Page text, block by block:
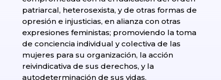
patriarcal, heterosexista, y de otras formas de
opresión e injusticias, en alianza con otras
expresiones feministas; promoviendo la toma
de conciencia individual y colectiva de las
mujeres para su organización, la acción
reivindicativa de sus derechos, y la
autodeterminación de sus vidas.